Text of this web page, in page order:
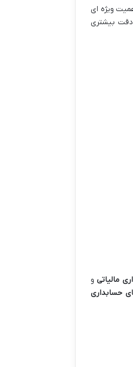
ویژه ای
دقت بیشتری
مالیاتیو
حسابداری